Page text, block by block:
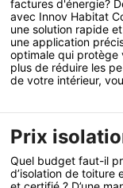
factures d'énergie?
avec Innov Habitat
une solution rapide
une application
optimale qui protège
plus de réduire les
de votre intérieur,
Prix
Quel budget faut-il
d’isolation de toiture